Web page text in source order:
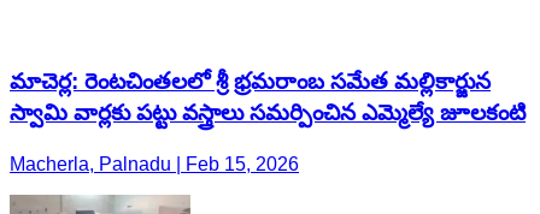
మాచెర్ల: రెంటచింతలలో శ్రీ భ్రమరాంబ సమేత మల్లికార్జున
స్వామి వార్లకు పట్టు వస్త్రాలు సమర్పించిన ఎమ్మెల్యే జూలకంటి
Macherla, Palnadu | Feb 15, 2026